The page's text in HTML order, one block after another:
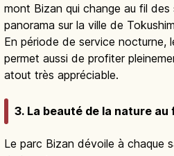
mont Bizan qui change au fil des
panorama sur la ville de
En période de service nocturne,
permet aussi de profiter
atout très appréciable.
3. La beauté de la nature au
Le parc Bizan dévoile à chaque